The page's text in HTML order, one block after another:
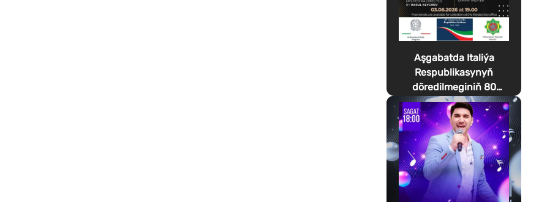
Aşgabatda Italiýa
Respublikasynyň
döredilmeginiň 80
ýyllygyna bagyşlanan
Festa della Musica
geçirilýär